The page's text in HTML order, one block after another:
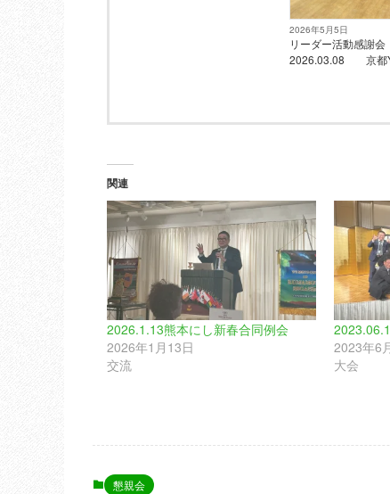
2026年5月5日
リーダー活動感
2026.03.08 京都
関連
2026.1.13熊本にし新春合同例会
2026年1月13日
交流
2023年6
大会
懇親会